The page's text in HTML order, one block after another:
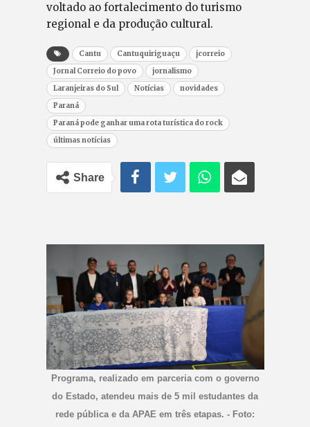
voltado ao fortalecimento do turismo
regional e da produção cultural.
Cantu Cantuquiriguaçu
jcorreio
Jornal Correio do povo
jornalismo
Laranjeiras do Sul
Notícias
novidades
Paraná
Paraná pode ganhar uma rota turística do rock
últimas notícias
Share
Programa, realizado em parceria com o governo
do Estado, atendeu mais de 5 mil estudantes da
rede pública e da APAE em três etapas. - Foto: